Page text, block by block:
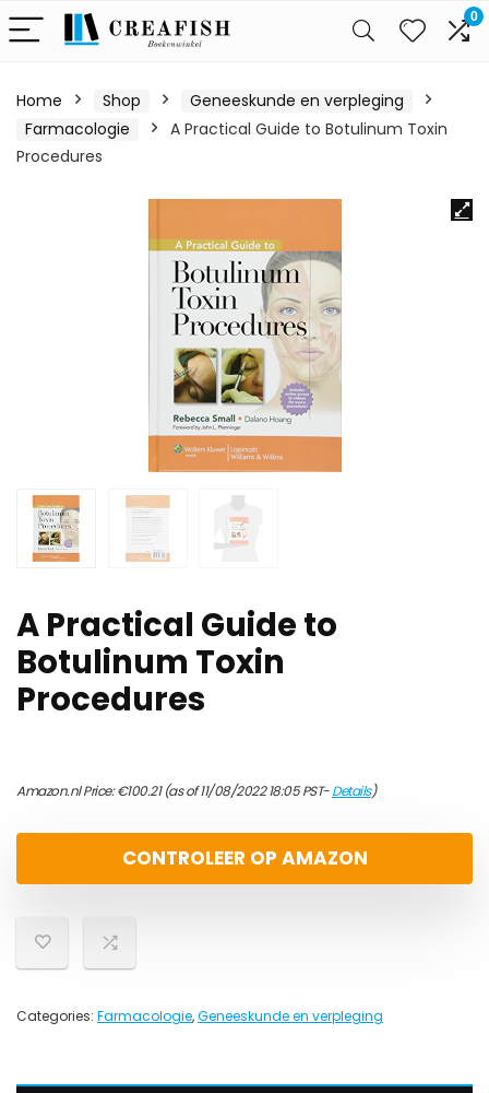
0
Home Shop
Geneeskunde en verpleging
Farmacologie
A Practical Guide to Botulinum Toxin
Procedures
A Practical Guide to
Botulinum Toxin
Procedures
Amazon.nl Price:€100.21(as of 11/08/2022 18:05 PST-Details)
CONTROLEER OP AMAZON
Categories: Farmacologie,Geneeskunde en verpleging